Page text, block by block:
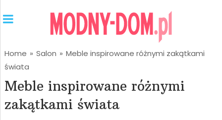
Home » Salon » Meble inspirowane różnymi zakątkami
świata
Meble inspirowane różnymi
zakątkami świata